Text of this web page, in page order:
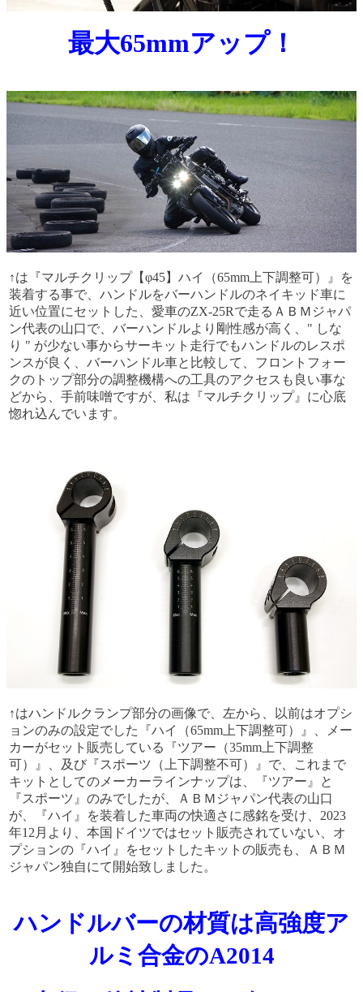
最大65mmアップ！
↑は『マルチクリップ【φ45】ハイ（65mm上下調整可）』を
装着する事で、ハンドルをバーハンドルのネイキッド車に
近い位置にセットした、愛車のZX-25Rで走るＡＢＭジャパ
ン代表の山口で、バーハンドルより剛性感が高く、" しな
り " が少ない事からサーキット走行でもハンドルのレスポ
ンスが良く、バーハンドル車と比較して、フロントフォー
クのトップ部分の調整機構への工具のアクセスも良い事な
どから、手前味噌ですが、私は『マルチクリップ』に心底
惚れ込んでいます。
↑はハンドルクランプ部分の画像で、左から、以前はオプシ
ョンのみの設定でした『ハイ（65mm上下調整可）』、メー
カーがセット販売している『ツアー（35mm上下調整
可）』、及び『スポーツ（上下調整不可）』で、これまで
キットとしてのメーカーラインナップは、『ツアー』と
『スポーツ』のみでしたが、ＡＢＭジャパン代表の山口
が、『ハイ』を装着した車両の快適さに感銘を受け、2023
年12月より、本国ドイツではセット販売されていない、オ
プションの『ハイ』をセットしたキットの販売も、ＡＢＭ
ジャパン独自にて開始致しました。
ハンドルバーの材質は高強度ア
ルミ合金のA2014